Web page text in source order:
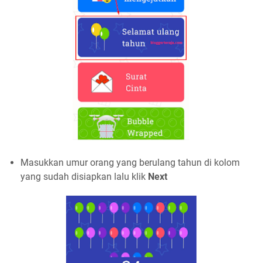
Masukkan umur orang yang berulang tahun di kolom
yang sudah disiapkan lalu klik Next